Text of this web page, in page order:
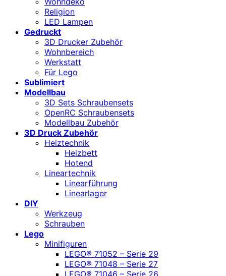
Religion
LED Lampen
Gedruckt
3D Drucker Zubehör
Wohnbereich
Werkstatt
Für Lego
Sublimiert
Modellbau
3D Sets Schraubensets
OpenRC Schraubensets
Modellbau Zubehör
3D Druck Zubehör
Heiztechnik
Heizbett
Hotend
Lineartechnik
Linearführung
Linearlager
DIY
Werkzeug
Schrauben
Lego
Minifiguren
LEGO® 71052 – Serie 29
LEGO® 71048 – Serie 27
LEGO® 71046 – Serie 26